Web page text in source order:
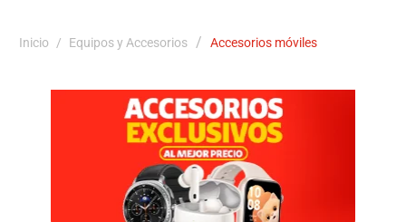
Inicio / Equipos y Accesorios / Accesorios móviles